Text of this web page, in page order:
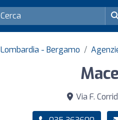
- Bergamo
Via F.